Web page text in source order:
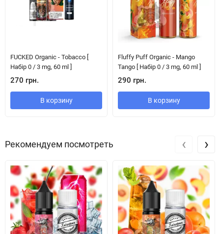
FUCKED Organic - Tobacco [
Набір 0 / 3 mg, 60 ml ]
270 грн.
В корзину
Fluffy Puff Organic - Mango
Tango [ Набір 0 / 3 mg, 60 ml ]
290 грн.
В корзину
Рекомендуем посмотреть ‹ ›